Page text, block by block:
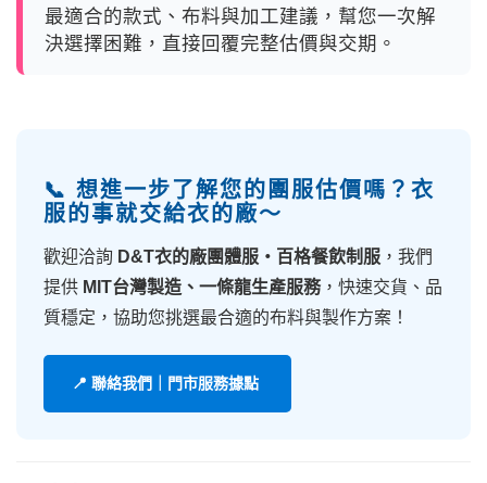
最適合的款式、布料與加工建議，幫您一次解
決選擇困難，直接回覆完整估價與交期。
📞 想進一步了解您的團服估價嗎？衣
服的事就交給衣的廠～
歡迎洽詢 D&T衣的廠團體服・百格餐飲制服 ，我們
提供 MIT台灣製造、一條龍生產服務，快速交貨、品
質穩定，協助您挑選最合適的布料與製作方案！
📍 聯絡我們｜門市服務據點